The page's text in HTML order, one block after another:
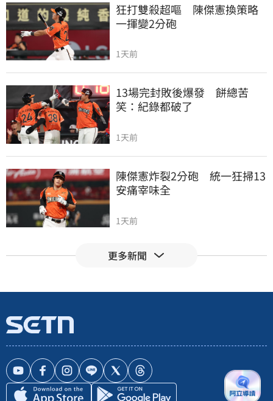
狂打雙殺超嘔　陳傑憲換策略
一揮變2分砲
1天前
13場完封敗後爆發　餅總苦
笑：紀錄都破了
1天前
陳傑憲炸裂2分砲　統一狂掃13
安痛宰味全
1天前
葉總眼光超細　陳子豪：表現
擺脫49戰0轟陰霾　陳子豪曝和
界外球有關
1天前
更多新聞